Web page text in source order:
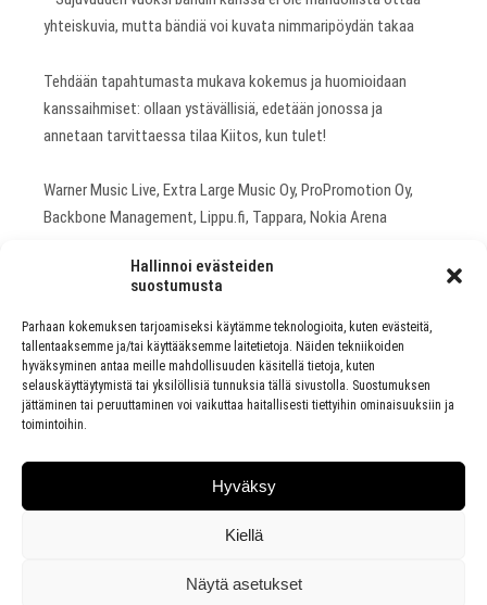
Hallinnoi evästeiden
suostumusta
Parhaan kokemuksen tarjoamiseksi käytämme teknologioita, kuten evästeitä,
tallentaaksemme ja/tai käyttääksemme laitetietoja. Näiden tekniikoiden
hyväksyminen antaa meille mahdollisuuden käsitellä tietoja, kuten
selauskäyttäytymistä tai yksilöllisiä tunnuksia tällä sivustolla. Suostumuksen
jättäminen tai peruuttaminen voi vaikuttaa haitallisesti tiettyihin ominaisuuksiin ja
toimintoihin.
Hyväksy
Kiellä
Näytä asetukset
yhteiskuvia, mutta bändiä voi kuvata nimmaripöydän takaa
Tehdään tapahtumasta mukava kokemus ja huomioidaan
kanssaihmiset: ollaan ystävällisiä, edetään jonossa ja
annetaan tarvittaessa tilaa Kiitos, kun tulet!
Warner Music Live, Extra Large Music Oy, ProPromotion Oy,
Backbone Management, Lippu.fi, Tappara, Nokia Arena
PREVIOUS ARTICLE
EPPU NORMAALI -YHTYEEN JÄSENIÄ MUKANA
UUDELLA JOULUBIISILLÄ - PUKIN POJAT JA
MUORI: RAITIS PUKKI JULKAISTAAN 1.12.
-BIISIN – VIERAILIJANA SUOSITTU BRITTIARTISTI
RØRY